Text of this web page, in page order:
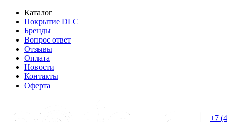
Каталог
Покрытие DLC
Бренды
Вопрос ответ
Отзывы
Оплата
Новости
Контакты
Оферта
+7